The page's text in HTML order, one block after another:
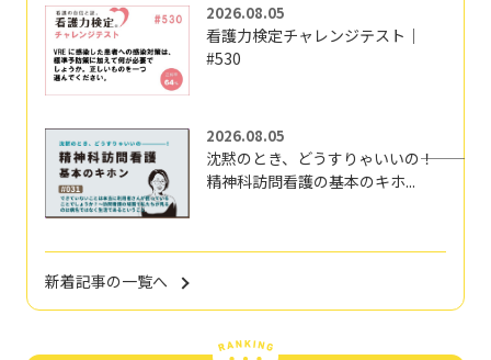
2026.08.05
看護力検定チャレンジテスト｜
#530
2026.08.05
沈黙のとき、どうすりゃいいの―――！
精神科訪問看護の基本のキホ...
新着記事の一覧へ